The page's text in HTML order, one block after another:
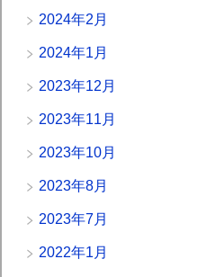
2024年2月
2024年1月
2023年12月
2023年11月
2023年10月
2023年8月
2023年7月
2022年1月